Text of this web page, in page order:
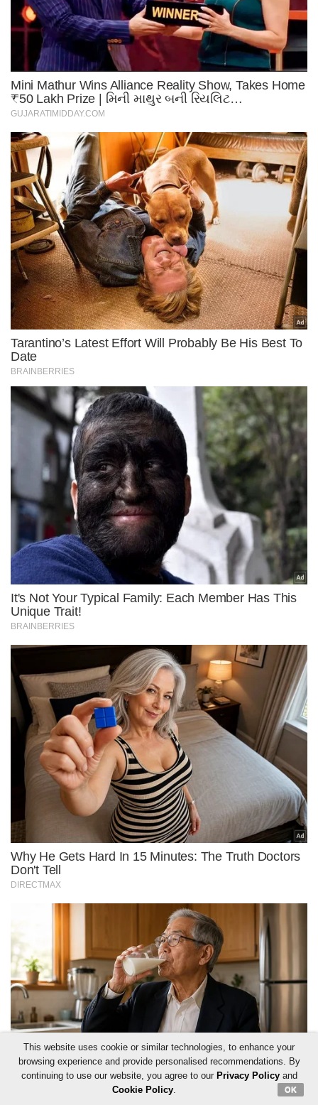
This website uses cookie or similar technologies, to enhance your
browsing experience and provide personalised recommendations. By
continuing to use our website, you agree to our Privacy Policyand
Cookie Policy. OK